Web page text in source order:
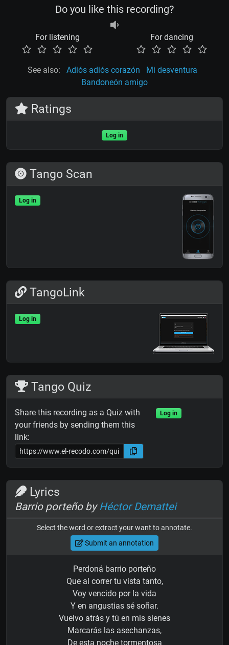
Do you like this recording?
For listening For dancing
See also: Adiós adiós corazón
Mi desventura
Bandoneón amigo
Ratings
Log in
Tango Scan
Log in
TangoLink
Log in
Tango Quiz
Share this recording as a Quiz with
your friends by sending them this
link:
Log in
Lyrics
Barrio porteño byHéctor Demattei
Select the word or extract your want to annotate.
Submit an annotation
Perdoná barrio porteño
Que al correr tu vista tanto,
Voy vencido por la vida
Y en angustias sé soñar.
Vuelvo atrás y tú en mis sienes
Marcarás las asechanzas,
De esta noche tormentosa